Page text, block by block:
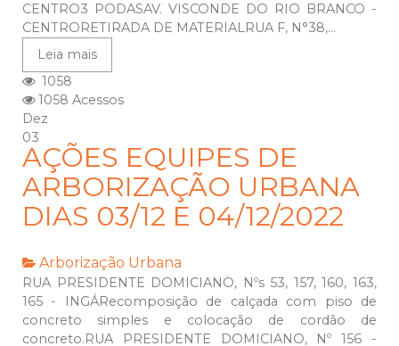
CENTRO3 PODASAV. VISCONDE DO RIO BRANCO -
CENTRORETIRADA DE MATERIALRUA F, N°38,...
Leia mais
1058
1058 Acessos
Dez
03
AÇÕES EQUIPES DE
ARBORIZAÇÃO URBANA
DIAS 03/12 E 04/12/2022
Arborização Urbana
RUA PRESIDENTE DOMICIANO, Nºs 53, 157, 160, 163,
165 - INGÁRecomposição de calçada com piso de
concreto simples e colocação de cordão de
concreto.RUA PRESIDENTE DOMICIANO, Nº 156 -